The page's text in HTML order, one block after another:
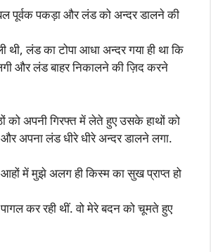
पूर्वक पकड़ा और लंड को अन्दर डालने की
लंड का टोपा आधा अन्दर गया ही था कि
और लंड बाहर निकालने की ज़िद करने
को अपनी गिरफ्त में लेते हुए उसके हाथों को
अपना लंड धीरे धीरे अन्दर डालने लगा.
में मुझे अलग ही किस्म का सुख प्राप्त हो
कर रही थीं. वो मेरे बदन को चूमते हुए